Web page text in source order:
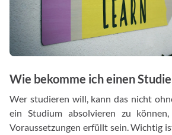
Wie bekomme ich einen
Wer studieren will, kann das nicht
ein Studium absolvieren zu
Voraussetzungen erfüllt sein. Wichtig